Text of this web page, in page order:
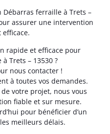
ferraille à Trets –
assurer une intervention
efficace.
rapide et efficace pour
Trets – 13530 ?
nous contacter !
à toutes vos demandes.
votre projet, nous vous
fiable et sur mesure.
pour bénéficier d’un
meilleurs délais.